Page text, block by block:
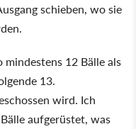
schieben, wo sie
mindestens 12 Bälle als
13.
wird. Ich
aufgerüstet, was